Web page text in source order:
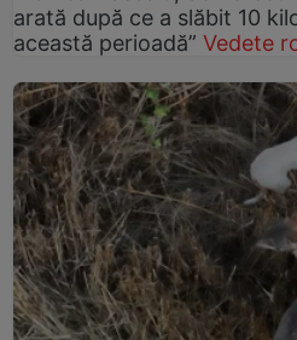
arată după ce a slăbit 10
această perioadă” Vedete